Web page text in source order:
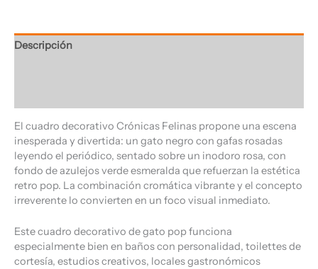
Descripción
El cuadro decorativo Crónicas Felinas propone una escena
inesperada y divertida: un gato negro con gafas rosadas
leyendo el periódico, sentado sobre un inodoro rosa, con
fondo de azulejos verde esmeralda que refuerzan la estética
retro pop. La combinación cromática vibrante y el concepto
irreverente lo convierten en un foco visual inmediato.
Este cuadro decorativo de gato pop funciona
especialmente bien en baños con personalidad, toilettes de
cortesía, estudios creativos, locales gastronómicos